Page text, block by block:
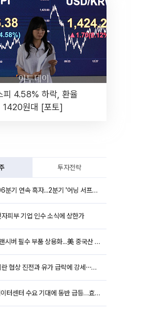
피 4.58% 하락, 환율
1420원대 [포토]
투자전략
고려아연, 106분기 연속 흑자...2분기 '어닝 서프라이즈'에 장 초반 12%대 강세
피부 기업 인수 소식에 상한가
우리로, 광트랜시버 필수 부품 상용화...美 중국산 퇴출 추진에 상승세
항공주, 美·이란 협상 진전과 유가 급락에 강세⋯한진칼 8%↑
AI 전력주, 데이터센터 수요 기대에 동반 급등…효성중공업 10%↑